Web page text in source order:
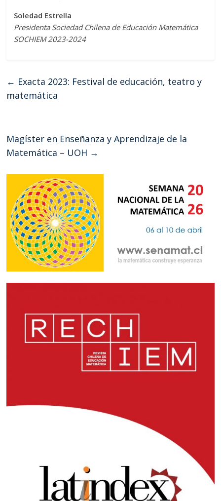
Soledad Estrella
Presidenta Sociedad Chilena de Educación Matemática
SOCHIEM 2023-2024
← Exacta 2023: Festival de educación, teatro y
matemática
Magíster en Enseñanza y Aprendizaje de la
Matemática – UOH →